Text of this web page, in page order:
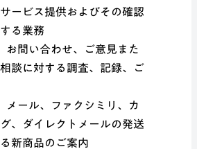
ービス提供およびその確認
る業務
お問い合わせ、ご意見また
談に対する調査、記録、ご
メール、ファクシミリ、カ
、ダイレクトメールの発送
新商品のご案内